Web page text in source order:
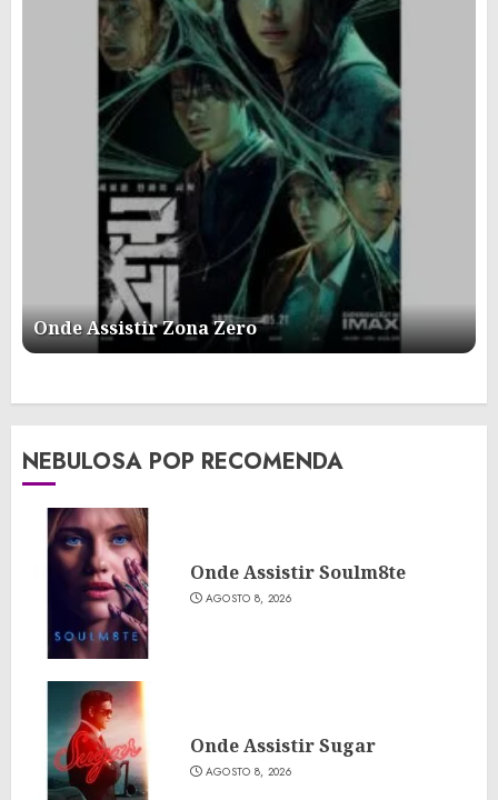
Onde Assistir Zona Zero
NEBULOSA POP RECOMENDA
Onde Assistir Soulm8te
AGOSTO 8, 2026
Onde Assistir Sugar
AGOSTO 8, 2026